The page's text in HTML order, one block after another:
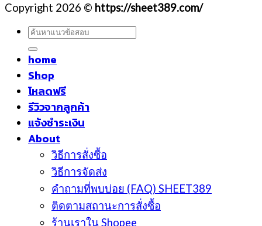
Copyright 2026 © https://sheet389.com/
ค้นหา:
home
Shop
โหลดฟรี
รีวิวจากลูกค้า
แจ้งชำระเงิน
About
วิธีการสั่งซื้อ
วิธีการจัดส่ง
คำถามที่พบบ่อย (FAQ) SHEET389
ติดตามสถานะการสั่งซื้อ
ร้านเราใน Shopee